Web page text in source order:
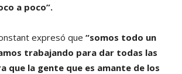
a poco”.
expresó que “somos todo un
trabajando para dar todas las
que la gente que es amante de los